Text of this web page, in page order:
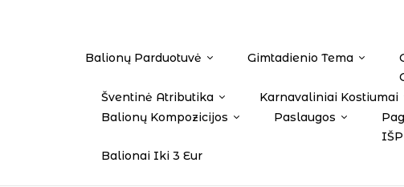
Balionų Parduotuvė Gimtadienio Tema
Šventinė Atributika
Karnavaliniai Kostiumai
Balionų Kompozicijos
Paslaugos
Balionai Iki 3 Eur